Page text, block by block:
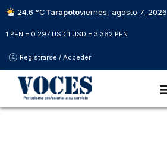
24.6 °CTarapotoviernes, agosto 7, 2026
1 PEN = 0.297 USD 1 USD = 3.362 PEN
Registrarse / Acceder